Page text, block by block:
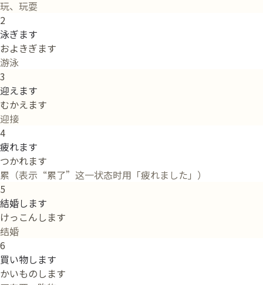
玩、玩耍
2
泳ぎます
およきぎます
游泳
3
迎えます
むかえます
迎接
4
疲れます
つかれます
累（表示“累了”这一状态时用「疲れました」）
5
結婚します
けっこんします
结婚
6
買い物します
かいものします